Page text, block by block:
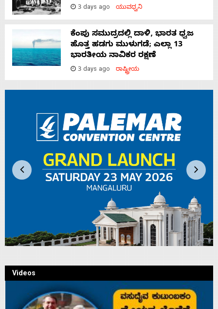
3 days ago ಯುವಧ್ವನಿ
ಕೆಂಪು ಸಮುದ್ರದಲ್ಲಿ ದಾಳಿ, ಭಾರತ ಧ್ವಜ
ಹೊತ್ತ ಹಡಗು ಮುಳುಗಡೆ; ಎಲ್ಲಾ 13
ಭಾರತೀಯ ನಾವಿಕರ ರಕ್ಷಣೆ
3 days ago ರಾಷ್ಟ್ರೀಯ
Videos